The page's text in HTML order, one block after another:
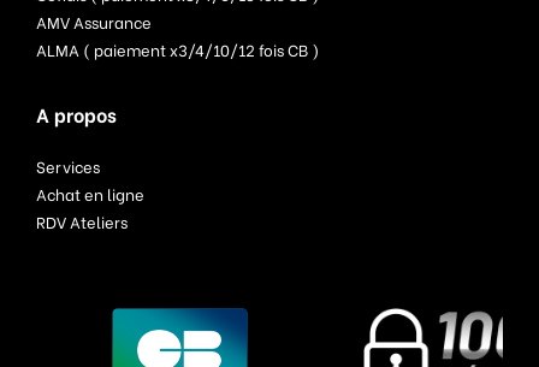
AMV Assurance
ALMA ( paiement x3/4/10/12 fois CB )
A propos
Services
Achat en ligne
RDV Ateliers